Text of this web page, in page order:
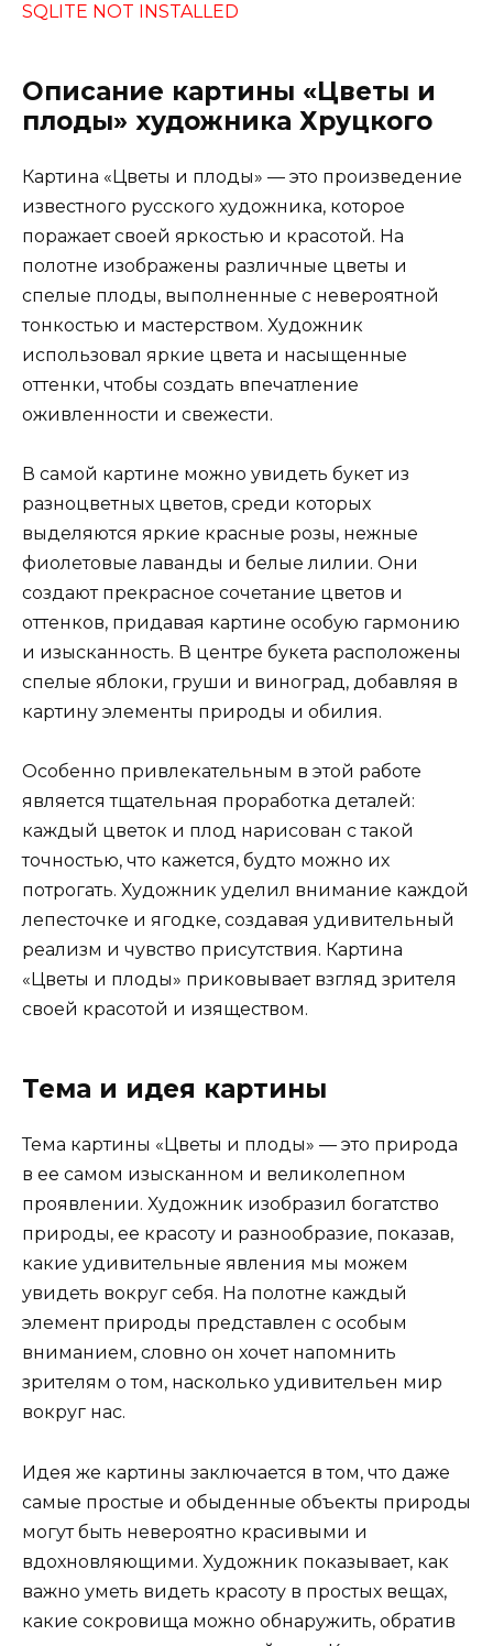
SQLITE NOT INSTALLED
Описание картины «Цветы и
плоды» художника Хруцкого
Картина «Цветы и плоды» — это произведение
известного русского художника, которое
поражает своей яркостью и красотой. На
полотне изображены различные цветы и
спелые плоды, выполненные с невероятной
тонкостью и мастерством. Художник
использовал яркие цвета и насыщенные
оттенки, чтобы создать впечатление
оживленности и свежести.
В самой картине можно увидеть букет из
разноцветных цветов, среди которых
выделяются яркие красные розы, нежные
фиолетовые лаванды и белые лилии. Они
создают прекрасное сочетание цветов и
оттенков, придавая картине особую гармонию
и изысканность. В центре букета расположены
спелые яблоки, груши и виноград, добавляя в
картину элементы природы и обилия.
Особенно привлекательным в этой работе
является тщательная проработка деталей:
каждый цветок и плод нарисован с такой
точностью, что кажется, будто можно их
потрогать. Художник уделил внимание каждой
лепесточке и ягодке, создавая удивительный
реализм и чувство присутствия. Картина
«Цветы и плоды» приковывает взгляд зрителя
своей красотой и изяществом.
Тема и идея картины
Тема картины «Цветы и плоды» — это природа
в ее самом изысканном и великолепном
проявлении. Художник изобразил богатство
природы, ее красоту и разнообразие, показав,
какие удивительные явления мы можем
увидеть вокруг себя. На полотне каждый
элемент природы представлен с особым
вниманием, словно он хочет напомнить
зрителям о том, насколько удивительен мир
вокруг нас.
Идея же картины заключается в том, что даже
самые простые и обыденные объекты природы
могут быть невероятно красивыми и
вдохновляющими. Художник показывает, как
важно уметь видеть красоту в простых вещах,
какие сокровища можно обнаружить, обратив